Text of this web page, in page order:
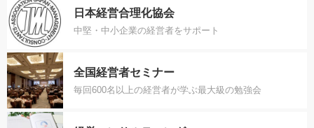
日本経営合理化協会
中堅・中小企業の経営者をサポート
全国経営者セミナー
毎回600名以上の経営者が学ぶ最大級の勉強会